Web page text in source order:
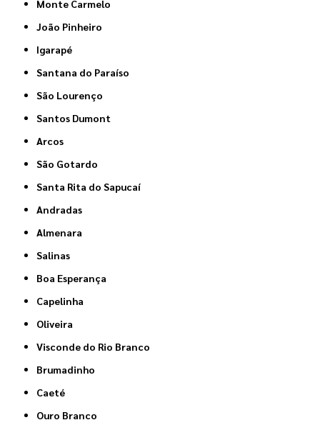
Monte Carmelo
João Pinheiro
Igarapé
Santana do Paraíso
São Lourenço
Santos Dumont
Arcos
São Gotardo
Santa Rita do Sapucaí
Andradas
Almenara
Salinas
Boa Esperança
Capelinha
Oliveira
Visconde do Rio Branco
Brumadinho
Caeté
Ouro Branco